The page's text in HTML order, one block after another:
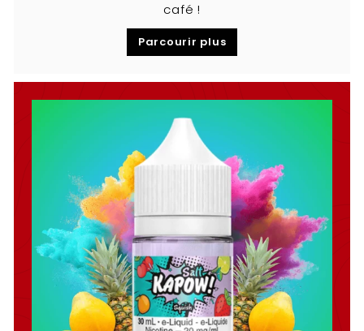
café !
Parcourir plus